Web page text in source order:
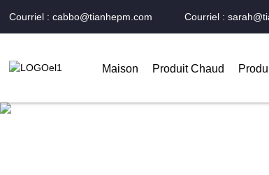
Courriel : cabbo@tianhepm.com Courriel :
Maison Produit Chaud